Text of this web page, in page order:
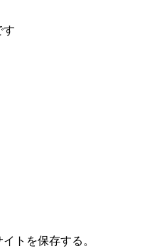
す
トを保存する。